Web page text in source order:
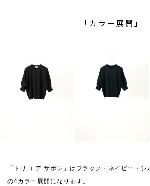
「カラー展開」
「トリコ デ サボン」はブラック・ネイビー・
の4カラー展開になります。